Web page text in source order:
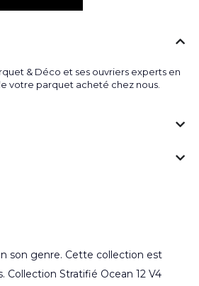
& Déco et ses ouvriers experts en
votre parquet acheté chez nous.
son genre. Cette collection est
Collection Stratifié Ocean 12 V4